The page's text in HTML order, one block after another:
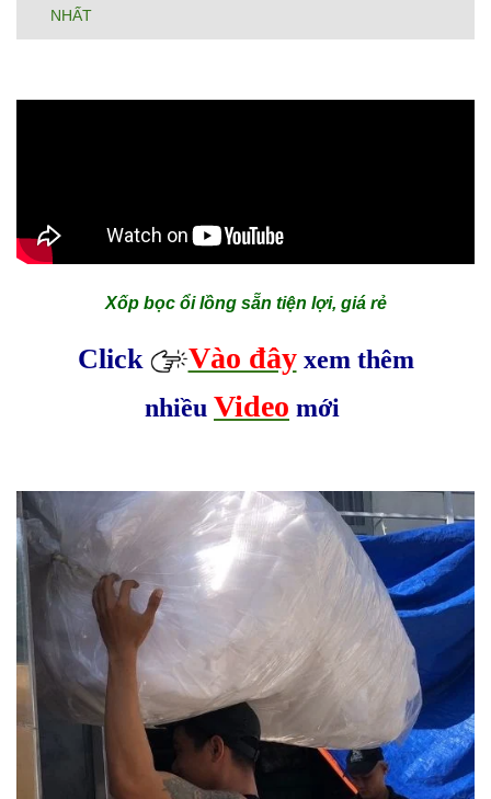
NHẤT
Xốp bọc ổi lồng sẵn tiện lợi, giá rẻ
Click Vào đâyxem thêm
nhiều Video mới